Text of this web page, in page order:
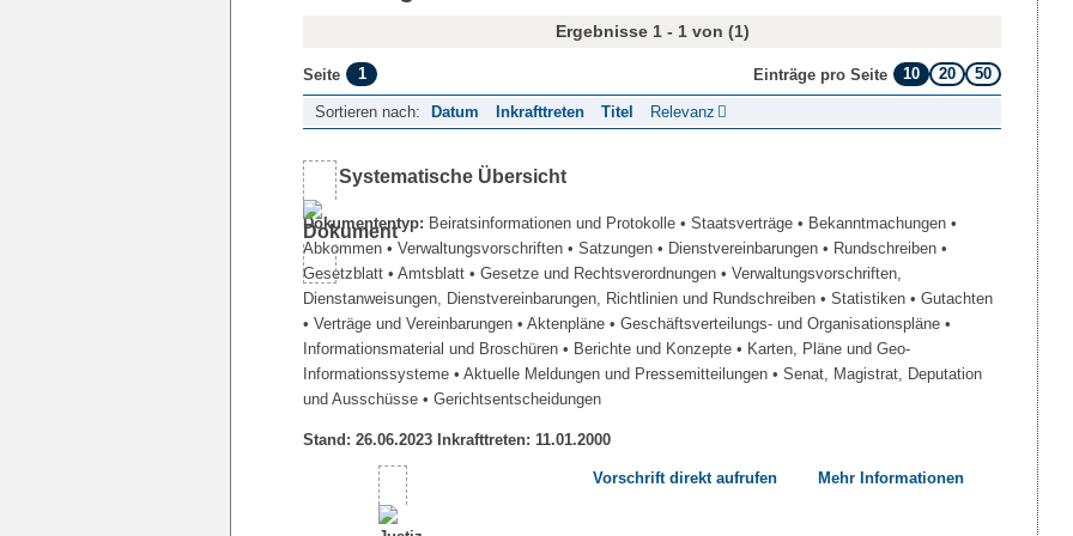
Ergebnisse 1 - 1 von (1)
Seite 1 Einträge pro Seite 10 20 50
Sortieren nach: Datum Inkrafttreten Titel Relevanz
Systematische Übersicht
Dokumententyp: Beiratsinformationen und Protokolle • Staatsverträge • Bekanntmachungen •
Abkommen • Verwaltungsvorschriften • Satzungen • Dienstvereinbarungen • Rundschreiben •
Gesetzblatt • Amtsblatt • Gesetze und Rechtsverordnungen • Verwaltungsvorschriften,
Dienstanweisungen, Dienstvereinbarungen, Richtlinien und Rundschreiben • Statistiken • Gutachten
• Verträge und Vereinbarungen • Aktenpläne • Geschäftsverteilungs- und Organisationspläne •
Informationsmaterial und Broschüren • Berichte und Konzepte • Karten, Pläne und Geo-
Informationssysteme • Aktuelle Meldungen und Pressemitteilungen • Senat, Magistrat, Deputation
und Ausschüsse • Gerichtsentscheidungen
Stand: 26.06.2023 Inkrafttreten: 11.01.2000
Vorschrift direkt aufrufen Mehr Informationen